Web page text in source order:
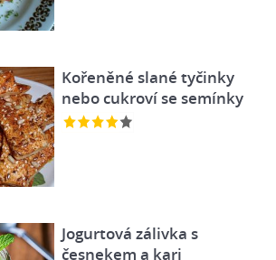
Kořeněné slané tyčinky
nebo cukroví se semínky
Jogurtová zálivka s
česnekem a kari